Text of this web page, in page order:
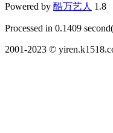
Powered by 酷万艺人 1.8
Processed in 0.1409
2001-2023 ©